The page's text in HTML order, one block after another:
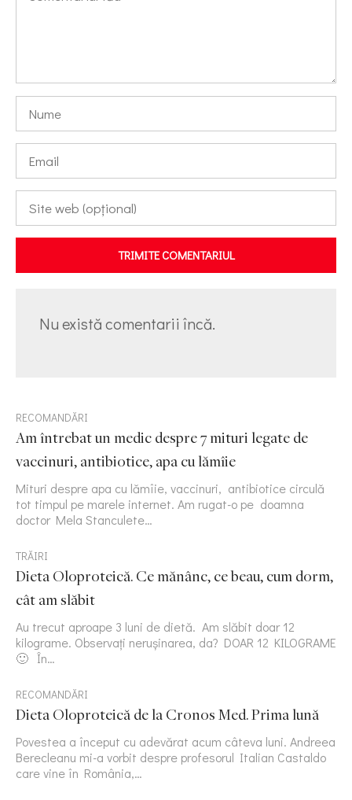
TRIMITE COMENTARIUL
Nu există comentarii încă.
RECOMANDĂRI
Am întrebat un medic despre 7 mituri legate de
vaccinuri, antibiotice, apa cu lămîie
Mituri despre apa cu lămîie, vaccinuri, antibiotice circulă
tot timpul pe marele internet. Am rugat-o pe doamna
doctor Mela Stanculete…
TRĂIRI
Dieta Oloproteică. Ce mănânc, ce beau, cum dorm,
cât am slăbit
Au trecut aproape 3 luni de dietă. Am slăbit doar 12
kilograme. Observați nerușinarea, da? DOAR 12 KILOGRAME
🙂 În…
RECOMANDĂRI
Dieta Oloproteică de la Cronos Med. Prima lună
Povestea a început cu adevărat acum câteva luni. Andreea
Berecleanu mi-a vorbit despre profesorul Italian Castaldo
care vine în România,…